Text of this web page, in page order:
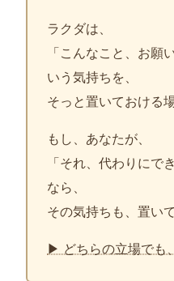
ラクダは、
「こんなこと、お願
いう気持ちを、
そっと置いておける
もし、あなたが、
「それ、代わりにで
なら、
その気持ちも、置い
▶ どちらの立場でも